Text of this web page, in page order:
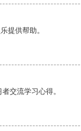
提供帮助。
交流学习心得。